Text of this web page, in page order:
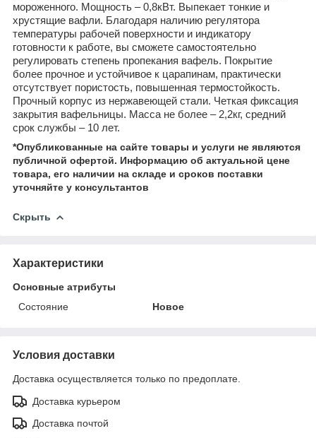
мороженного. Мощность – 0,8кВт. Выпекает тонкие и
хрустящие вафли. Благодаря наличию регулятора
температуры рабочей поверхности и индикатору
готовности к работе, вы сможете самостоятельно
регулировать степень пропекания вафель. Покрытие
более прочное и устойчивое к царапинам, практически
отсутствует пористость, повышенная термостойкость.
Прочный корпус из нержавеющей стали. Четкая фиксация
закрытия вафельницы. Масса не более – 2,2кг, средний
срок службы – 10 лет.
*Опубликованные на сайте товары и услуги не являются
публичной офертой. Информацию об актуальной цене
товара, его наличии на складе и сроков поставки
уточняйте у консультантов
Скрыть
Характеристики
Основные атрибуты
Состояние
Новое
Условия доставки
Доставка осуществляется только по предоплате.
Доставка курьером
Доставка почтой